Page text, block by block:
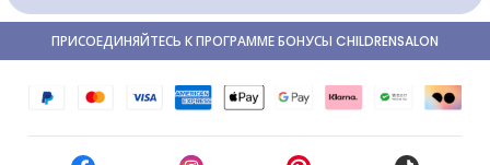
ПРИСОЕДИНЯЙТЕСЬ К ПРОГРАММЕ БОНУСЫ CHILDRENSALON